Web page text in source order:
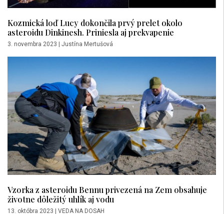
Kozmická loď Lucy dokončila prvý prelet okolo
asteroidu Dinkinesh. Priniesla aj prekvapenie
3. novembra 2023 Justína Mertušová
Vzorka z asteroidu Bennu privezená na Zem obsahuje
životne dôležitý uhlík aj vodu
13. októbra 2023 VEDA NA DOSAH